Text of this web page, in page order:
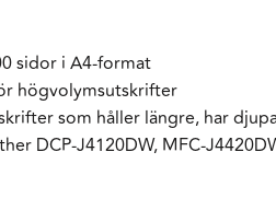
sidor i A4-format
högvolymsutskrifter
som håller längre, har
DCP-J4120DW, MFC-